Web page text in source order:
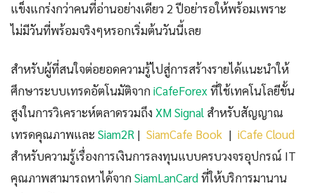
แข็งแกร่งกว่าคนที่อ่านอย่างเดียว 2 ปีอย่ารอให้พร้อมเพราะ
ไม่มีวันที่พร้อมจริงๆหรอกเริ่มต้นวันนี้เลย
สำหรับผู้ที่สนใจต่อยอดความรู้ไปสู่การสร้างรายได้แนะนำให้
ศึกษาระบบเทรดอัตโนมัติจากiCafeForex ที่ใช้เทคโนโลยีขั้น
สูงในการวิเคราะห์ตลาดรวมถึง XM Signal สำหรับสัญญาณ
เทรดคุณภาพและ Siam2R | SiamCafe Book | iCafe Cloud
สำหรับความรู้เรื่องการเงินการลงทุนแบบครบวงจรอุปกรณ์ IT
คุณภาพสามารถหาได้จากSiamLanCardที่ให้บริการมานาน